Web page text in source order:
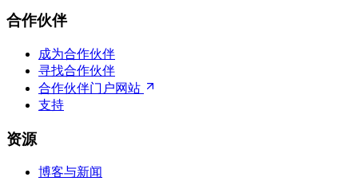
合作伙伴
成为合作伙伴
寻找合作伙伴
合作伙伴门户网站
支持
资源
博客与新闻